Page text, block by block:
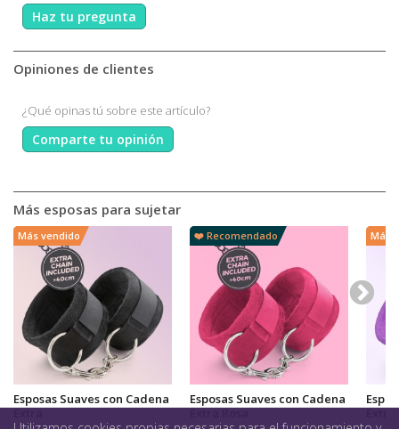
Haz tu pregunta
Opiniones de clientes
¿Qué opinas tú sobre este artículo?
Comparte tu opinión
Más esposas para sujetar
Más vendido
Esposas Suaves con Cadena
Extra
❤️ Recomendado
Esposas Suaves con Cadena
Extra Rosa
Más
Extra